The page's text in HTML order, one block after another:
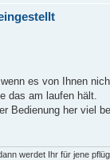
es von Ihnen
das am laufen hält.
Bedienung her viel
werdet Ihr für jene